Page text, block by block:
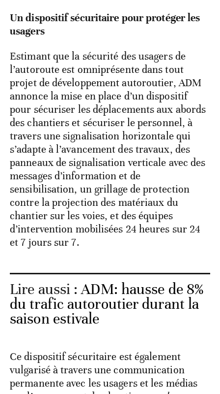
Un dispositif sécuritaire pour protéger les
usagers
Estimant que la sécurité des usagers de
l’autoroute est omniprésente dans tout
projet de développement autoroutier, ADM
annonce la mise en place d’un dispositif
pour sécuriser les déplacements aux abords
des chantiers et sécuriser le personnel, à
travers une signalisation horizontale qui
s’adapte à l’avancement des travaux, des
panneaux de signalisation verticale avec des
messages d’information et de
sensibilisation, un grillage de protection
contre la projection des matériaux du
chantier sur les voies, et des équipes
d’intervention mobilisées 24 heures sur 24
et 7 jours sur 7.
Lire aussi :ADM: hausse de 8%
du trafic autoroutier durant la
saison estivale
Ce dispositif sécuritaire est également
vulgarisé à travers une communication
permanente avec les usagers et les médias